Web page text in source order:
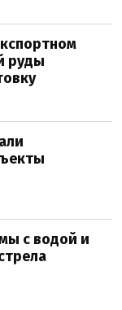
руды
с водой и